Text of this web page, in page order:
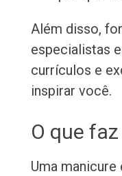
Além disso,
especialistas
currículos e
inspirar você.
O que
Uma